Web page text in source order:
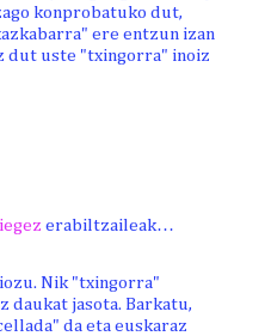
konprobatuko dut,
ere entzun izan
dut uste "txingorra" inoiz
erabiltzaileak…
Nik "txingorra"
daukat jasota. Barkatu,
da eta euskaraz